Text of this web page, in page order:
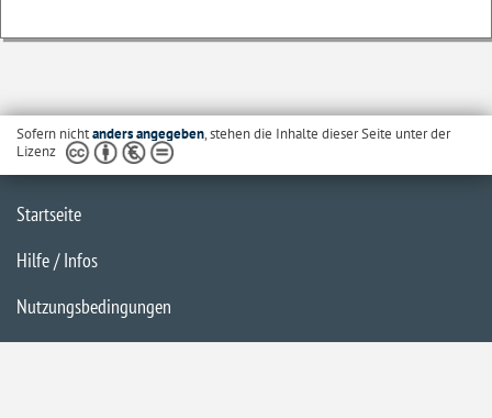
Sofern nichtanders angegeben, stehen die Inhalte dieser Seite unter der
Lizenz
Startseite
Hilfe / Infos
Nutzungsbedingungen